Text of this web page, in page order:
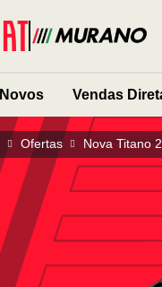
Novos Vendas
Ofertas Nova Titano